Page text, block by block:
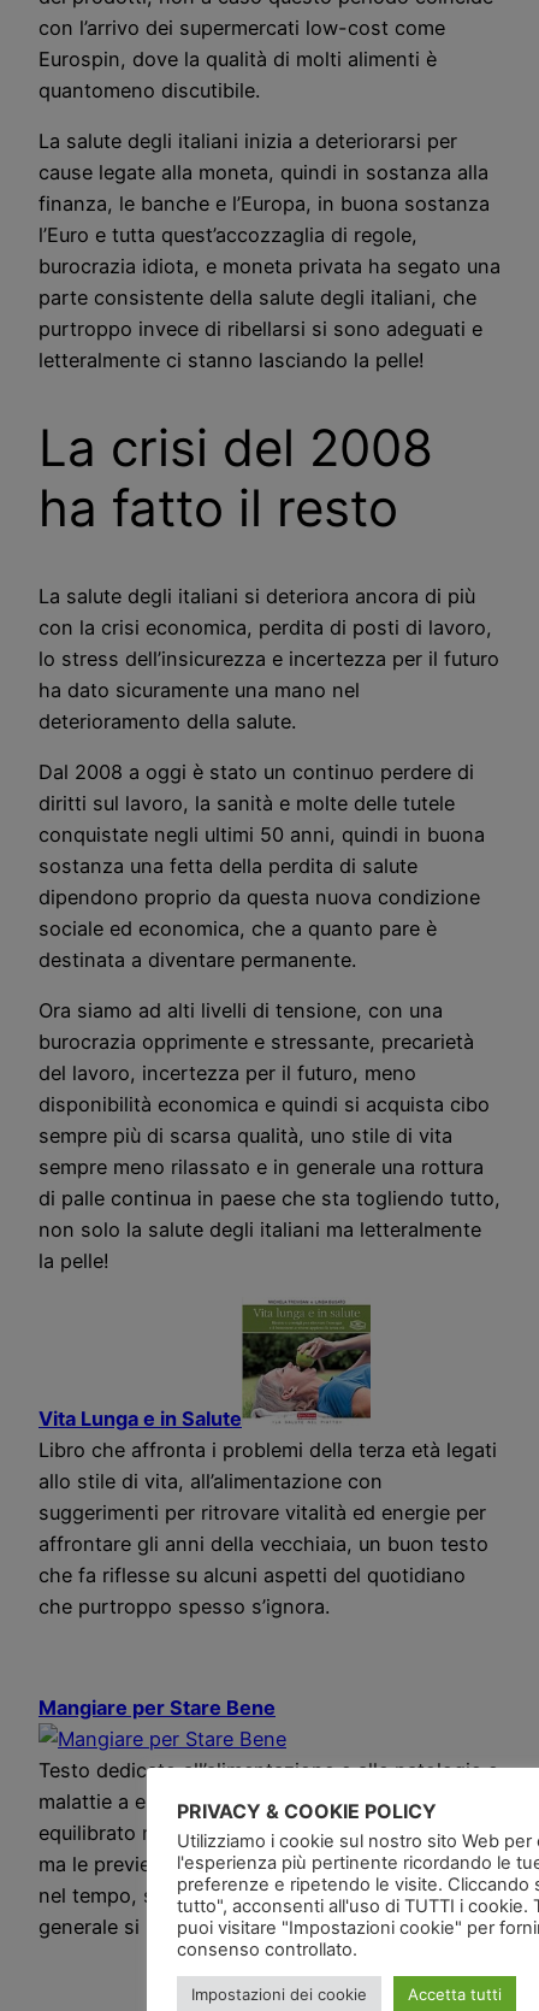
con l’arrivo dei supermercati low-cost come
Eurospin, dove la qualità di molti alimenti è
quantomeno discutibile.
La salute degli italiani inizia a deteriorarsi per
cause legate alla moneta, quindi in sostanza alla
finanza, le banche e l’Europa, in buona sostanza
l’Euro e tutta quest’accozzaglia di regole,
burocrazia idiota, e moneta privata ha segato una
parte consistente della salute degli italiani, che
purtroppo invece di ribellarsi si sono adeguati e
letteralmente ci stanno lasciando la pelle!
La crisi del 2008
ha fatto il resto
La salute degli italiani si deteriora ancora di più
con la crisi economica, perdita di posti di lavoro,
lo stress dell’insicurezza e incertezza per il futuro
ha dato sicuramente una mano nel
deterioramento della salute.
Dal 2008 a oggi è stato un continuo perdere di
diritti sul lavoro, la sanità e molte delle tutele
conquistate negli ultimi 50 anni, quindi in buona
sostanza una fetta della perdita di salute
dipendono proprio da questa nuova condizione
sociale ed economica, che a quanto pare è
destinata a diventare permanente.
Ora siamo ad alti livelli di tensione, con una
burocrazia opprimente e stressante, precarietà
del lavoro, incertezza per il futuro, meno
disponibilità economica e quindi si acquista cibo
sempre più di scarsa qualità, uno stile di vita
sempre meno rilassato e in generale una rottura
di palle continua in paese che sta togliendo tutto,
non solo la salute degli italiani ma letteralmente
la pelle!
Vita Lunga e in Salute
Libro che affronta i problemi della terza età legati
allo stile di vita, all’alimentazione con
suggerimenti per ritrovare vitalità ed energie per
affrontare gli anni della vecchiaia, un buon testo
che fa riflesse su alcuni aspetti del quotidiano
che purtroppo spesso s’ignora.
Mangiare per Stare Bene
Testo dedicato all’alimentazione e alle patologie e
malattie a essa collegate, mangiare sano ed
equilibrato non solo può far evitare le malattie,
ma le previene e si preserva la salute più a lungo
nel tempo, s’invecchia meno e meglio e in
generale si ha una qualità della vita migliore.
PRIVACY & COOKIE POLICY
Utilizziamo i cookie sul nostro sito Web per
l'esperienza più pertinente ricordando le
preferenze e ripetendo le visite. Cliccando
tutto", acconsenti all'uso di TUTTI i cookie.
puoi visitare "Impostazioni cookie" per
consenso controllato.
Impostazioni dei cookie Accetta tutti